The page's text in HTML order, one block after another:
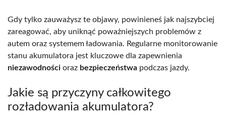
Gdy tylko zauważysz te objawy, powinieneś jak najszybciej
zareagować, aby uniknąć poważniejszych problemów z
autem oraz systemem ładowania. Regularne monitorowanie
stanu akumulatora jest kluczowe dla zapewnienia
niezawodności oraz bezpieczeństwa podczas jazdy.
Jakie są przyczyny całkowitego
rozładowania akumulatora?